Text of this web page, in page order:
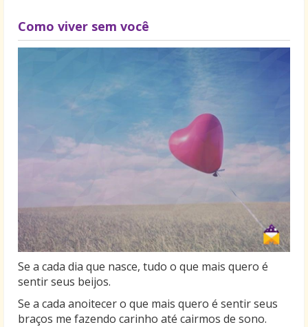
Como viver sem você
Se a cada dia que nasce, tudo o que mais quero é
sentir seus beijos.
Se a cada anoitecer o que mais quero é sentir seus
braços me fazendo carinho até cairmos de sono.